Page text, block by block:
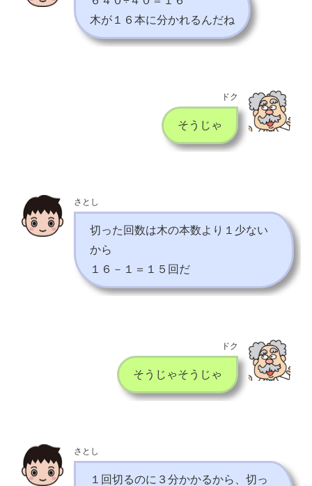
木が１６本に分かれるんだね
ドク
そうじゃ
さとし
切った回数は木の本数より１少ない
から
１６－１＝１５回だ
ドク
そうじゃそうじゃ
さとし
１回切るのに３分かかるから、切っ